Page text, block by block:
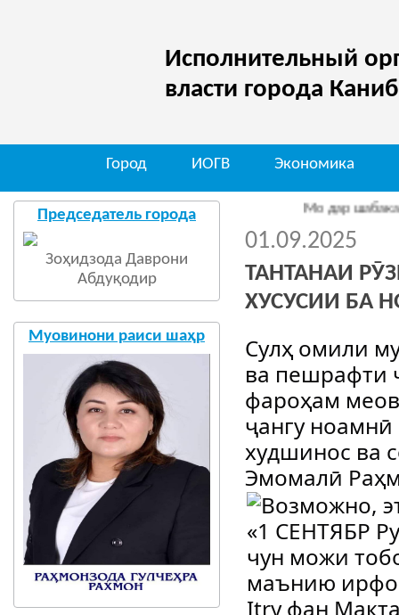
Исполнительный
власти города
Город ИОГВ Экономика
Председатель города
Зоҳидзода Даврони
Абдуқодир
Муовинони раиси шаҳр
Мо дар шабакаи
01.09.2025
ТАНТАНАИ
ХУСУСИИ БА
Сулҳ омили
ва пешрафти
фароҳам
ҷангу
худшинос ва
Эмомалӣ